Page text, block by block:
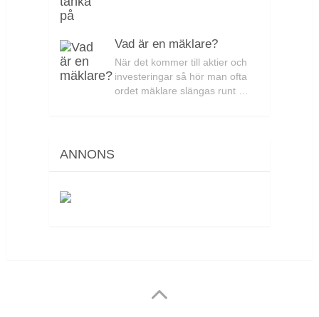
Vad är en mäklare?
När det kommer till aktier och
investeringar så hör man ofta
ordet mäklare slängas runt …
ANNONS